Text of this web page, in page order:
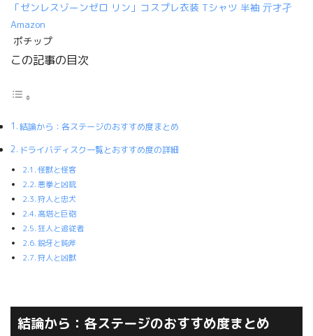
「ゼンレスゾーンゼロ リン」コスプレ衣装 Tシャツ 半袖 亓才孑
Amazon
ポチップ
この記事の目次
結論から：各ステージのおすすめ度まとめ
ドライバディスク一覧とおすすめ度の詳細
怪獣と怪客
悪拳と凶銃
狩人と忠犬
高塔と巨砲
狂人と追従者
鋭牙と鈍斧
狩人と凶獣
結論から：各ステージのおすすめ度まとめ